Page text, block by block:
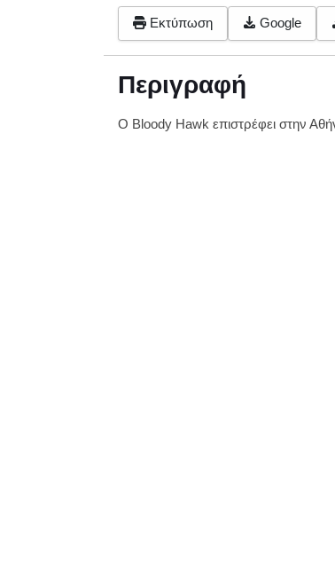
Εκτύπωση Google
Περιγραφή
Ο Bloody Hawk επιστρέφει στην